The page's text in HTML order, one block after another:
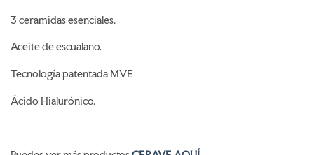
3 ceramidas esenciales.
Aceite de escualano.
Tecnología patentada MVE
Ácido Hialurónico.